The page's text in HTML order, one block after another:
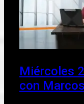
Miércoles
con